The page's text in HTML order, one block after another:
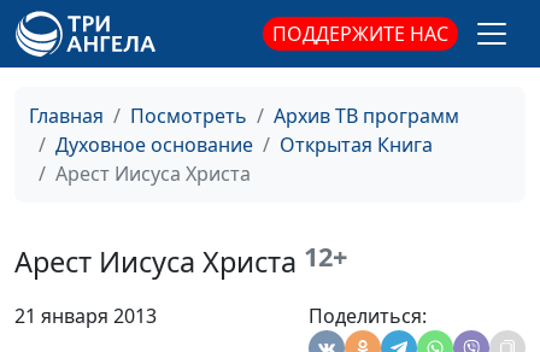
ПОДДЕРЖИТЕ НАС
Главная Посмотреть
Архив ТВ программ
Духовное основание
Открытая Книга
Арест Иисуса Христа
Арест Иисуса Христа 12+
21 января 2013 Поделиться:
Распятие Иисуса
Юлия Синицына,
Леонтий Гунько,
доктор богословия
Крестный путь Иисуса
доктор богословия
Христос в претории Пилата
Юлия Синицына,
Леонтий Гунько,